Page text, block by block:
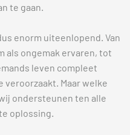
te gaan.
enorm uiteenlopend. Van
als ongemak ervaren, tot
leven compleet
Maar welke
ondersteunen ten alle
oplossing.